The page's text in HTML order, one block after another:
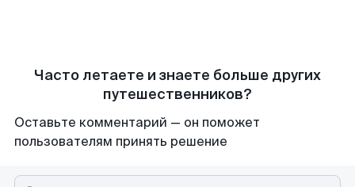
Часто летаете и знаете больше других
путешественников?
Оставьте комментарий — он поможет
пользователям принять решение